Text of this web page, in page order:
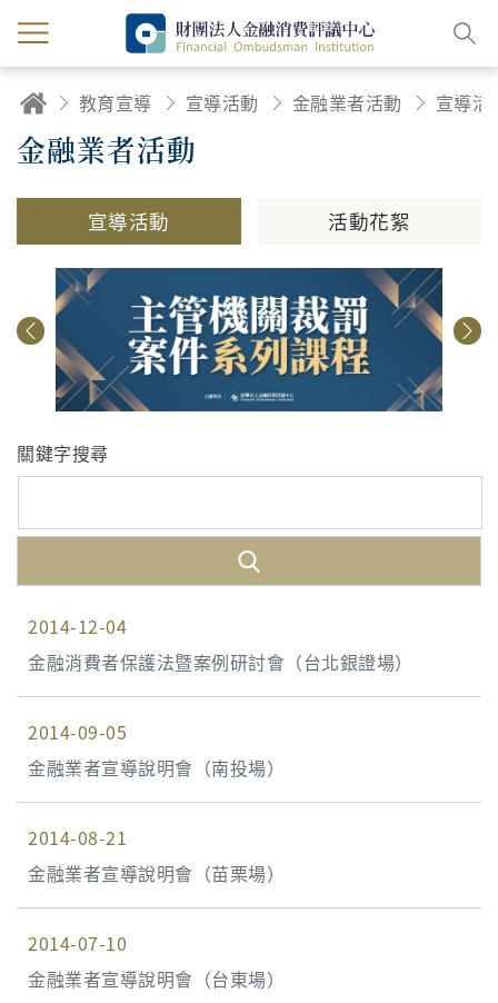
教育宣導 宣導活動 金融業者活動 宣導活
金融業者活動
宣導活動 活動花絮
關鍵字搜尋
2014-12-04
金融消費者保護法暨案例研討會（台北銀證場）
2014-09-05
金融業者宣導說明會（南投場）
2014-08-21
金融業者宣導說明會（苗栗場）
2014-07-10
金融業者宣導說明會（台東場）